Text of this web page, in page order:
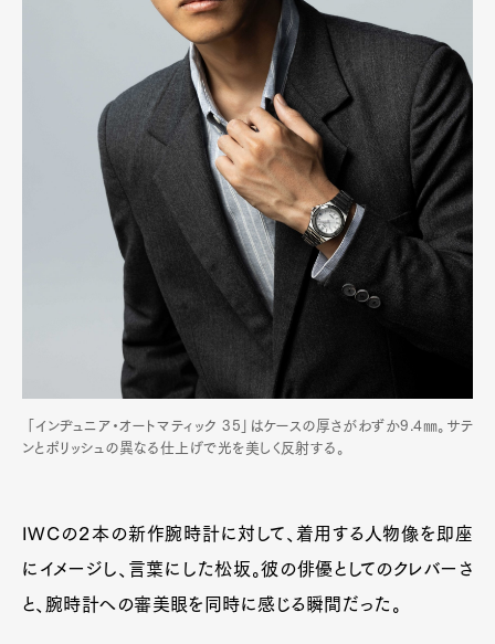
「インヂュニア・オートマティック 35」はケースの厚さがわずか9.4㎜。サテ
ンとポリッシュの異なる仕上げで光を美しく反射する。
IWCの２本の新作腕時計に対して、着用する人物像を即座
にイメージし、言葉にした松坂。彼の俳優としてのクレバーさ
と、腕時計への審美眼を同時に感じる瞬間だった。